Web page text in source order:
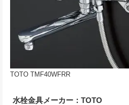
TOTO TMF40WFRR
水栓金具メーカー：TOTO